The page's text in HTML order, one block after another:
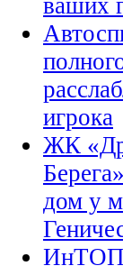
ваших
игрока
ЖК
дом у